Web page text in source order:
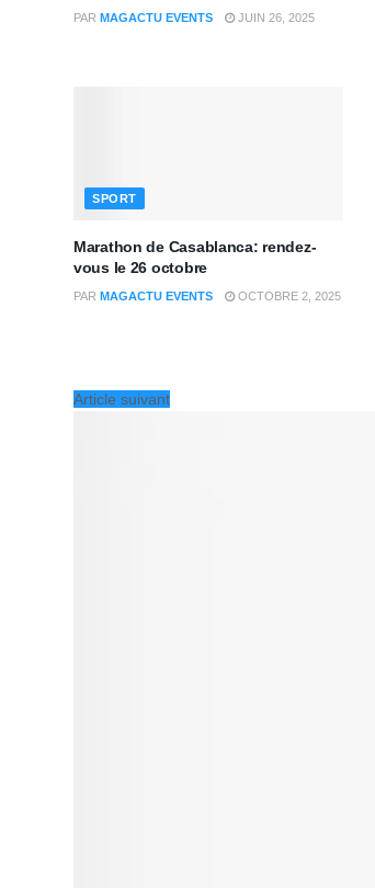
PAR MAGACTU EVENTS JUIN 26, 2025
SPORT
Marathon de Casablanca: rendez-
vous le 26 octobre
PAR MAGACTU EVENTS OCTOBRE 2, 2025
Article suivant